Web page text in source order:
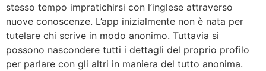
stesso tempo impratichirsi con l’inglese attraverso
nuove conoscenze. L’app inizialmente non è nata per
tutelare chi scrive in modo anonimo. Tuttavia si
possono nascondere tutti i dettagli del proprio profilo
per parlare con gli altri in maniera del tutto anonima.